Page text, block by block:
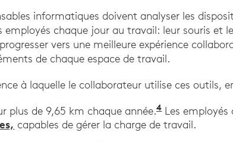
informatiques doivent analyser les
chaque jour au travail: leur souris et
vers une meilleure expérience
de chaque espace de travail.
à laquelle le collaborateur utilise ces outils,
plus de 9,65 km chaque année.4"Wellnomics
Les
capables de gérer la charge de travail.